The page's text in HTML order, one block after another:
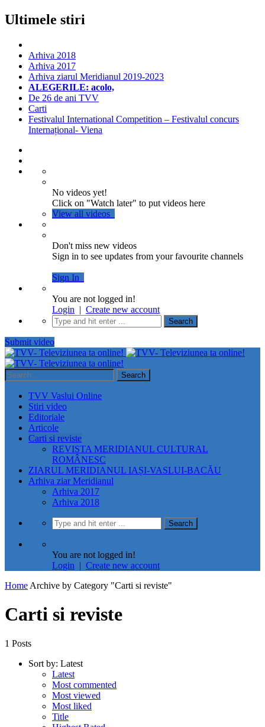
Ultimele stiri
Arhiva 2018
Arhiva 2017
Arhiva ziarul Meridianul 2019-2023
ALEGERILE: acolo,
De 26 de ani TVV
Carti
Festivalul International Competition – Festivalul concurs
Internațional- Viena
No videos yet!
Click on "Watch later" to put videos here
View all videos
Don't miss new videos
Sign in to see updates from your favourite channels
Sign In
You are not logged in!
Login | Create new account
Submit video
TVV Vaslui Online
Stiri video
Editoriale
Articole
Carti si reviste
REVISTA MERIDIANUL CULTURAL
ROMÂNESC
ZIARUL MERIDIANUL IAȘI-VASLUI-BACĂU
Arhiva ziar Meridianul
Arhiva 2017
Arhiva 2018
You are not logged in!
Login | Create new account
Home Archive by Category "Carti si reviste"
Carti si reviste
1 Posts
Sort by: Latest
Latest
Most commented
Most viewed
Most liked
Title